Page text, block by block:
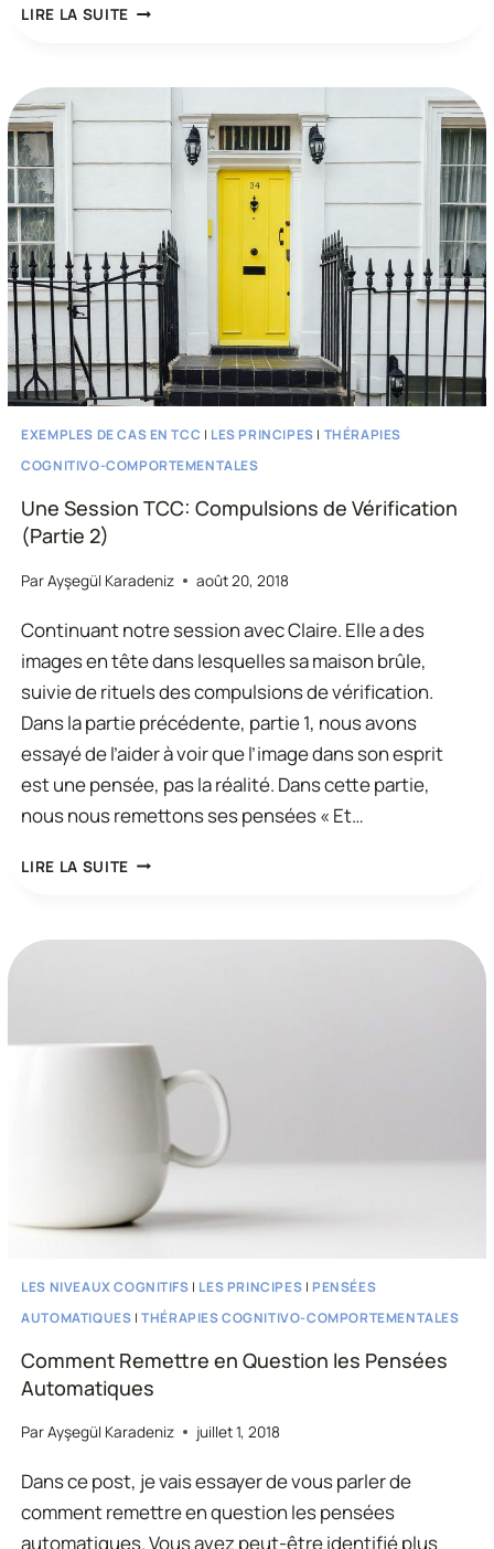
LIRE LA SUITE PEUT-
PENSER
?
EXEMPLES DE CAS EN TCC | LES PRINCIPES | THÉRAPIES
COGNITIVO-COMPORTEMENTALES
Une Session TCC: Compulsions de Vérification
(Partie 2)
ParAyşegül Karadeniz août 20, 2018
Continuant notre session avec Claire. Elle a des
images en tête dans lesquelles sa maison brûle,
suivie de rituels des compulsions de vérification.
Dans la partie précédente, partie 1, nous avons
essayé de l’aider à voir que l’image dans son esprit
est une pensée, pas la réalité. Dans cette partie,
nous nous remettons ses pensées « Et…
LIRE LA SUITE UNE
(PARTIE
LES NIVEAUX COGNITIFS | LES PRINCIPES |PENSÉES
AUTOMATIQUES |THÉRAPIES COGNITIVO-COMPORTEMENTALES
Comment Remettre en Question les Pensées
Automatiques
ParAyşegül Karadeniz juillet 1, 2018
Dans ce post, je vais essayer de vous parler de
comment remettre en question les pensées
automatiques. Vous avez peut-être identifié plus